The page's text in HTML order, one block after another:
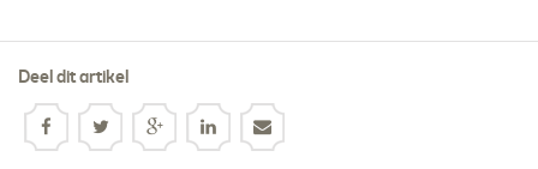
Deel dit artikel